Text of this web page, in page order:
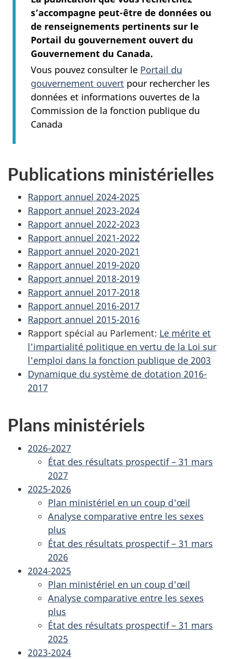
s’accompagne peut-être de données ou
de renseignements pertinents sur le
Portail du gouvernement ouvert du
Gouvernement du Canada.
Vous pouvez consulter le Portail du
gouvernement ouvert pour rechercher les
données et informations ouvertes de la
Commission de la fonction publique du
Canada
Publications ministérielles
Rapport annuel 2024-2025
Rapport annuel 2023-2024
Rapport annuel 2022-2023
Rapport annuel 2021-2022
Rapport annuel 2020-2021
Rapport annuel 2019-2020
Rapport annuel 2018-2019
Rapport annuel 2017-2018
Rapport annuel 2016-2017
Rapport annuel 2015-2016
Rapport spécial au Parlement: Le mérite et
l'impartialité politique en vertu de la Loi sur
l'emploi dans la fonction publique de 2003
Dynamique du système de dotation 2016-
2017
Plans ministériels
2026-2027
État des résultats prospectif – 31 mars
2027
2025-2026
Plan ministériel en un coup d'œil
Analyse comparative entre les sexes
plus
État des résultats prospectif – 31 mars
2026
2024-2025
Plan ministériel en un coup d'œil
Analyse comparative entre les sexes
plus
État des résultats prospectif – 31 mars
2025
2023-2024